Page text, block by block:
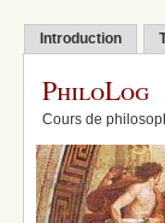
Introduction
PhiloLog
Cours de